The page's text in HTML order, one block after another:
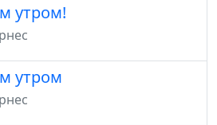
утром!
утром